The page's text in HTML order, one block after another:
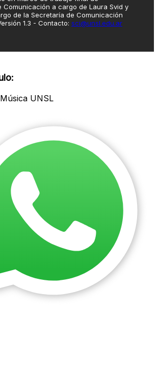
Comunicación a cargo de Laura Svid y
de la Secretaría de Comunicación
1.3 - Contacto: sci@unsl.edu.ar
UNSL